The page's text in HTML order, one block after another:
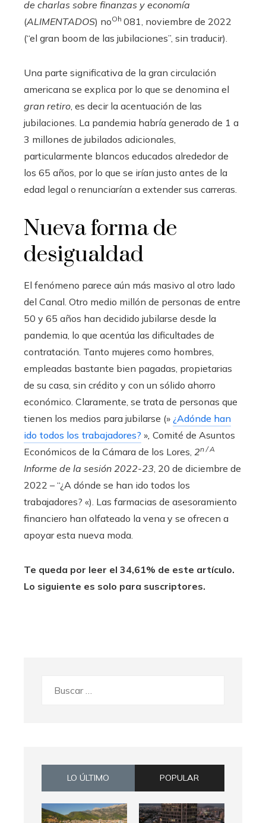
de charlas sobre finanzas y economía
(ALIMENTADOS) noOh 081, noviembre de 2022
(“el gran boom de las jubilaciones”, sin traducir).
Una parte significativa de la gran circulación
americana se explica por lo que se denomina el
gran retiro , es decir la acentuación de las
jubilaciones. La pandemia habría generado de 1 a
3 millones de jubilados adicionales,
particularmente blancos educados alrededor de
los 65 años, por lo que se irían justo antes de la
edad legal o renunciarían a extender sus carreras.
Nueva forma de
desigualdad
El fenómeno parece aún más masivo al otro lado
del Canal. Otro medio millón de personas de entre
50 y 65 años han decidido jubilarse desde la
pandemia, lo que acentúa las dificultades de
contratación. Tanto mujeres como hombres,
empleadas bastante bien pagadas, propietarias
de su casa, sin crédito y con un sólido ahorro
económico. Claramente, se trata de personas que
tienen los medios para jubilarse (» ¿Adónde han
ido todos los trabajadores? » Comité de Asuntos
Económicos de la Cámara de los Lores, 2n / A
Informe de la sesión 2022-23 20 de diciembre de
2022 – “¿A dónde se han ido todos los
trabajadores? «). Las farmacias de asesoramiento
financiero han olfateado la vena y se ofrecen a
apoyar esta nueva moda.
Te queda por leer el 34,61% de este artículo.
Lo siguiente es solo para suscriptores.
LO ÚLTIMO POPULAR